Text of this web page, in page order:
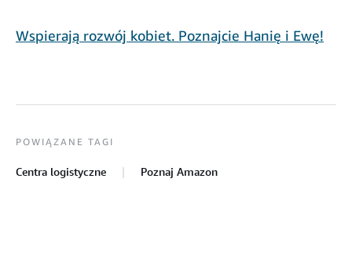
Wspierają rozwój kobiet. Poznajcie Hanię i Ewę!
POWIĄZANE TAGI
Centra logistyczne Poznaj Amazon